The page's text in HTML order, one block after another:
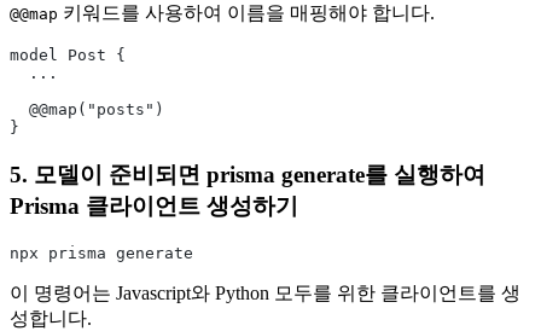
@@map 키워드를 사용하여 이름을 매핑해야 합니다.
model Post {
  ...
  @@map("posts")
}
5. 모델이 준비되면 prisma generate를 실행하여
Prisma 클라이언트 생성하기
npx prisma generate
이 명령어는 Javascript와 Python 모두를 위한 클라이언트를 생
성합니다.